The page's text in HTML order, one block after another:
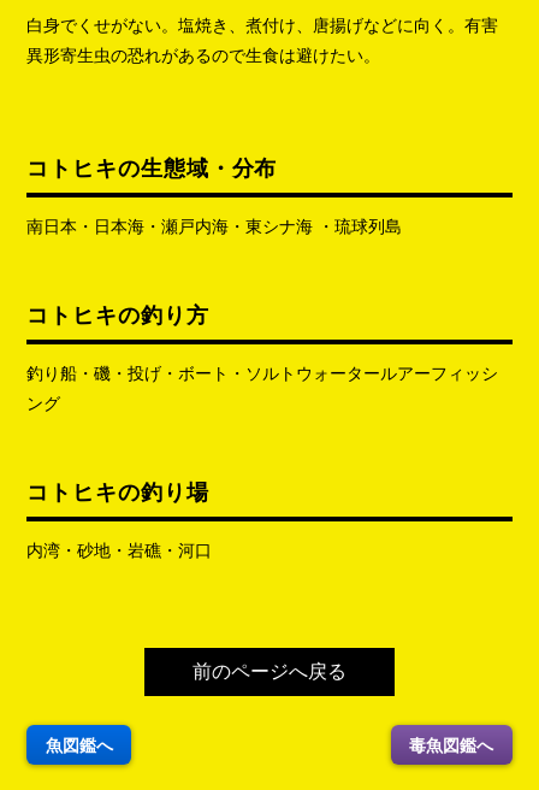
白身でくせがない。塩焼き、煮付け、唐揚げなどに向く。有害
異形寄生虫の恐れがあるので生食は避けたい。
コトヒキの生態域・分布
南日本・日本海・瀬戸内海・東シナ海 ・琉球列島
コトヒキの釣り方
釣り船・磯・投げ・ボート・ソルトウォータールアーフィッシ
ング
コトヒキの釣り場
内湾・砂地・岩礁・河口
前のページへ戻る
魚図鑑へ 毒魚図鑑へ